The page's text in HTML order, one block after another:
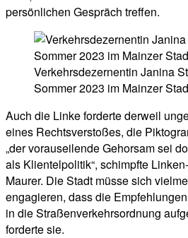
persönlichen Gespräch treffen.
Verkehrsdezernentin Janina
Sommer 2023 im Mainzer
Auch die Linke forderte derweil
eines Rechtsverstoßes, die
„der vorauseilende Gehorsam sei
als Klientelpolitik“, schimpfte
Maurer. Die Stadt müsse sich
engagieren, dass die
in die Straßenverkehrsordnung
forderte sie.